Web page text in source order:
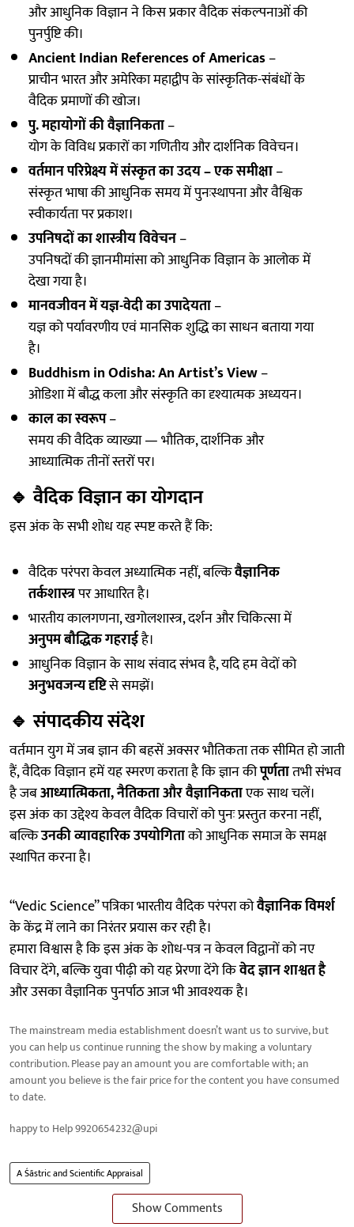
और आधुनिक विज्ञान ने किस प्रकार वैदिक संकल्पनाओं की
पुनर्पुष्टि की।
Ancient Indian References of Americas–
प्राचीन भारत और अमेरिका महाद्वीप के सांस्कृतिक-संबंधों के
वैदिक प्रमाणों की खोज।
पु. महायोगों की वैज्ञानिकता–
योग के विविध प्रकारों का गणितीय और दार्शनिक विवेचन।
वर्तमान परिप्रेक्ष्य में संस्कृत का उदय – एक समीक्षा–
संस्कृत भाषा की आधुनिक समय में पुनःस्थापना और वैश्विक
स्वीकार्यता पर प्रकाश।
उपनिषदों का शास्त्रीय विवेचन–
उपनिषदों की ज्ञानमीमांसा को आधुनिक विज्ञान के आलोक में
देखा गया है।
मानवजीवन में यज्ञ-वेदी का उपादेयता–
यज्ञ को पर्यावरणीय एवं मानसिक शुद्धि का साधन बताया गया
है।
Buddhism in Odisha: An Artist’s View–
ओडिशा में बौद्ध कला और संस्कृति का दृश्यात्मक अध्ययन।
काल का स्वरूप–
समय की वैदिक व्याख्या — भौतिक, दार्शनिक और
आध्यात्मिक तीनों स्तरों पर।
🔹वैदिक विज्ञान का योगदान
इस अंक के सभी शोध यह स्पष्ट करते हैं कि:
वैदिक परंपरा केवल अध्यात्मिक नहीं, बल्किवैज्ञानिक
तर्कशास्त्रपर आधारित है।
भारतीय कालगणना, खगोलशास्त्र, दर्शन और चिकित्सा में
अनुपम बौद्धिक गहराईहै।
आधुनिक विज्ञान के साथ संवाद संभव है, यदि हम वेदों को
अनुभवजन्य दृष्टिसे समझें।
🔹संपादकीय संदेश
वर्तमान युग में जब ज्ञान की बहसें अक्सर भौतिकता तक सीमित हो जाती
हैं, वैदिक विज्ञान हमें यह स्मरण कराता है कि ज्ञान कीपूर्णतातभी संभव
है जबआध्यात्मिकता, नैतिकता और वैज्ञानिकताएक साथ चलें।
इस अंक का उद्देश्य केवल वैदिक विचारों को पुनः प्रस्तुत करना नहीं,
बल्किउनकी व्यावहारिक उपयोगिताको आधुनिक समाज के समक्ष
स्थापित करना है।
“Vedic Science” पत्रिका भारतीय वैदिक परंपरा कोवैज्ञानिक विमर्श
के केंद्र में लाने का निरंतर प्रयास कर रही है।
हमारा विश्वास है कि इस अंक के शोध-पत्र न केवल विद्वानों को नए
विचार देंगे, बल्कि युवा पीढ़ी को यह प्रेरणा देंगे किवेद ज्ञान शाश्वत है
और उसका वैज्ञानिक पुनर्पाठ आज भी आवश्यक है।
The mainstream media establishment doesn’t want us to survive, but
you can help us continue running the show by making a voluntary
contribution. Please pay an amount you are comfortable with; an
amount you believe is the fair price for the content you have consumed
to date.
happy to Help 9920654232@upi
A Śāstric and Scientific Appraisal
Show Comments